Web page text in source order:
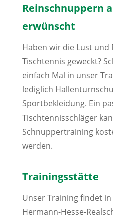
Reinschnuppern
erwünscht
Haben wir die Lust und
Tischtennis geweckt?
einfach Mal in unser
lediglich
Sportbekleidung. Ein
Tischtennisschläger
Schnuppertraining
werden.
Trainingsstätte
Unser Training findet
Hermann-Hesse-